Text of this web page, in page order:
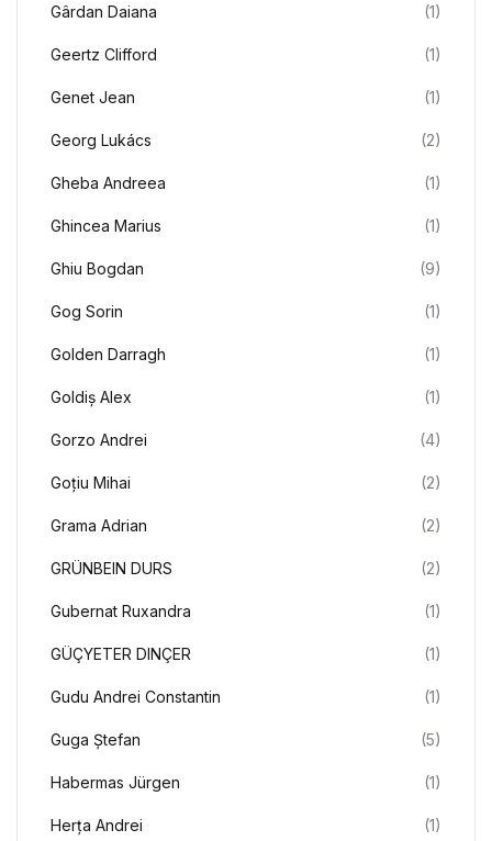
Gârdan Daiana (1)
Geertz Clifford (1)
Genet Jean (1)
Georg Lukács (2)
Gheba Andreea (1)
Ghincea Marius (1)
Ghiu Bogdan (9)
Gog Sorin (1)
Golden Darragh (1)
Goldiș Alex (1)
Gorzo Andrei (4)
Goțiu Mihai (2)
Grama Adrian (2)
GRÜNBEIN DURS (2)
Gubernat Ruxandra (1)
GÜÇYETER DINÇER (1)
Gudu Andrei Constantin (1)
Guga Ștefan (5)
Habermas Jürgen (1)
Herța Andrei (1)